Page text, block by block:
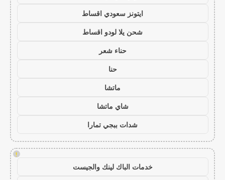
ايتونز سعودي اقساط
شحن يلا لودو اقساط
حناء شعر
حنا
ماتشا
شاي ماتشا
شدات ببجي تمارا
!
خدمات الباك لينك والجيست